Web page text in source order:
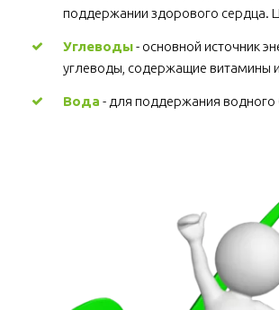
поддержании здорового сердца.
Углеводы - основной источник
углеводы, содержащие витамины
Вода - для поддержания водного